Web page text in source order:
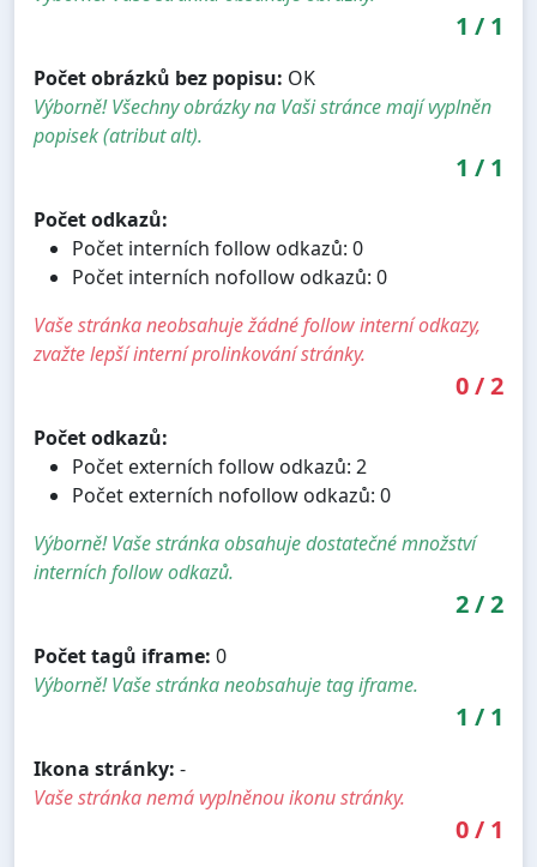
1 / 1
Počet obrázků bez popisu: OK
Výborně! Všechny obrázky na Vaši stránce mají vyplněn
popisek (atribut alt).
1 / 1
Počet odkazů:
Počet interních follow odkazů: 0
Počet interních nofollow odkazů: 0
Vaše stránka neobsahuje žádné follow interní odkazy,
zvažte lepší interní prolinkování stránky.
0/2
Počet odkazů:
Počet externích follow odkazů: 2
Počet externích nofollow odkazů: 0
Výborně! Vaše stránka obsahuje dostatečné množství
interních follow odkazů.
2/2
Počet tagů iframe: 0
Výborně! Vaše stránka neobsahuje tag iframe.
1 / 1
Ikona stránky: -
Vaše stránka nemá vyplněnou ikonu stránky.
0/ 1